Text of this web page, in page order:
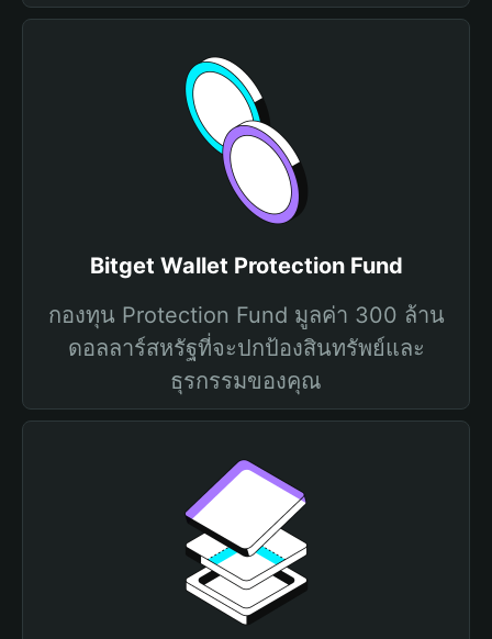
Bitget Wallet Protection Fund
กองทุน Protection Fund มูลค่า 300 ล้าน
ดอลลาร์สหรัฐที่จะปกป้องสินทรัพย์และ
ธุรกรรมของคุณ